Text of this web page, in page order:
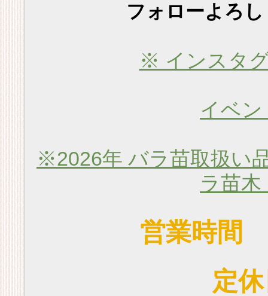
フォローよろ
※ インスタ
イベ
※2026年 バラ苗取扱い
ラ苗
営業時間
定